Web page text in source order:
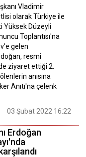
Vladimir
olarak Türkiye ile
Yüksek Düzeyli
Toplantısı'na
gelen
resmi
ziyaret ettiği 2.
anısına
Anıtı'na çelenk
03 Şubat 2022 16:22
Erdoğan